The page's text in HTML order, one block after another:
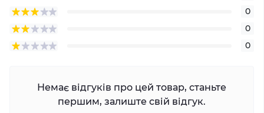
0
0
0
Немає відгуків про цей товар, станьте
першим, залиште свій відгук.